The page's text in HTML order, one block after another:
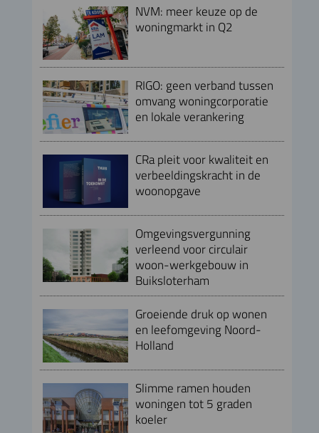
NVM: meer keuze op de
woningmarkt in Q2
RIGO: geen verband tussen
omvang woningcorporatie
en lokale verankering
CRa pleit voor kwaliteit en
verbeeldingskracht in de
woonopgave
Omgevingsvergunning
verleend voor circulair
woon-werkgebouw in
Buiksloterham
Groeiende druk op wonen
en leefomgeving Noord-
Holland
Slimme ramen houden
woningen tot 5 graden
koeler